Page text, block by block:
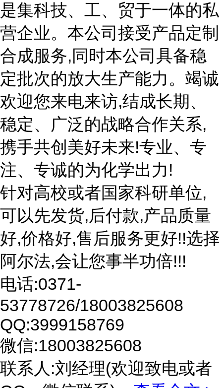
是集科技、工、贸于一体的私
营企业。本公司接受产品定制
合成服务,同时本公司具备稳
定批次的放大生产能力。竭诚
欢迎您来电来访,结成长期、
稳定、广泛的战略合作关系,
携手共创美好未来!专业、专
注、专诚的为化学出力!
针对高校或者国家科研单位,
可以先发货,后付款,产品质量
好,价格好,售后服务更好!!选择
阿尔法,会让您事半功倍!!!
电话:0371-
53778726/18003825608
QQ:3999158769
微信:18003825608
联系人:刘经理(欢迎致电或者